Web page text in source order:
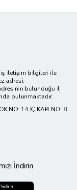
iletişim bilgileri ile
adresi;
bulunduğu il
bulunmaktadır.
NO: 14 İÇ KAPI NO: 8
İndirin